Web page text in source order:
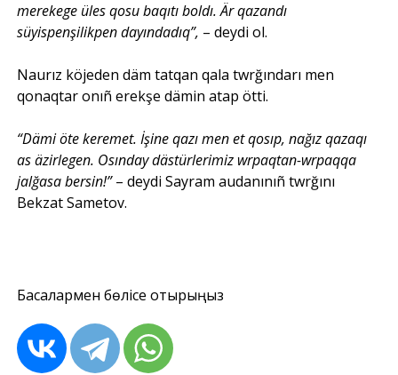
merekege üles qosu baqıtı boldı. Är qazandı
süyispenşilikpen dayındadıq”, – deydi ol.
Naurız köjeden däm tatqan qala twrğındarı men
qonaqtar onıñ erekşe dämin atap ötti.
“Dämi öte keremet. İşine qazı men et qosıp, nağız qazaqı
as äzirlegen. Osınday dästürlerimiz wrpaqtan-wrpaqqa
jalğasa bersin!”– deydi Sayram audanınıñ twrğını
Bekzat Sametov.
Басқалармен бөлісе отырыңыз